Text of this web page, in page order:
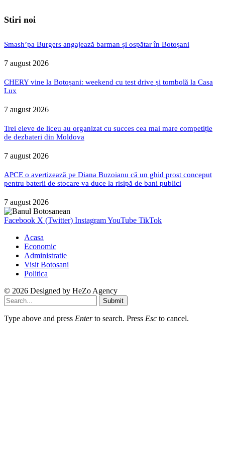
Stiri noi
Smash’pa Burgers angajează barman și ospătar în Botoșani
7 august 2026
CHERY vine la Botoșani: weekend cu test drive și tombolă la Casa
Lux
7 august 2026
Trei eleve de liceu au organizat cu succes cea mai mare competiție
de dezbateri din Moldova
7 august 2026
APCE o avertizează pe Diana Buzoianu că un ghid prost conceput
pentru baterii de stocare va duce la risipă de bani publici
7 august 2026
Facebook X (Twitter) InstagramYouTube TikTok
Acasa
Economic
Administratie
Visit Botosani
Politica
© 2026 Designed by HeZo Agency
Submit
Type above and press Enterto search. Press Esc to cancel.